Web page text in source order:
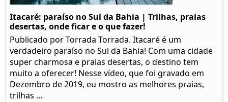
Itacaré: paraíso no Sul da Bahia | Trilhas, praias
desertas, onde ficar e o que fazer!
Publicado por Torrada Torrada. Itacaré é um
verdadeiro paraíso no Sul da Bahia! Com uma cidade
super charmosa e praias desertas, o destino tem
muito a oferecer! Nesse vídeo, que foi gravado em
Dezembro de 2019, eu mostro as melhores praias,
trilhas ...